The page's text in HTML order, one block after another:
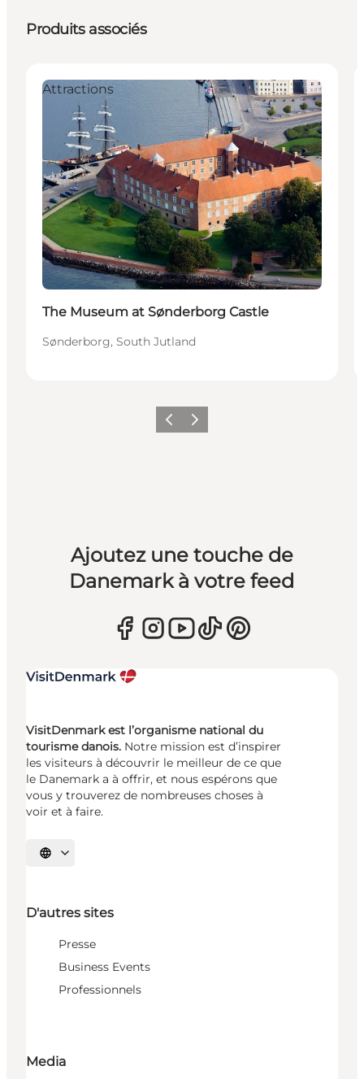
Produits associés
Attractions
The Museum at Sønderborg Castle
Sønderborg, South Jutland
PrécédentSuivant
Ajoutez une touche de
Danemark à votre feed
VisitDenmark est l’organisme national du
tourisme danois. Notre mission est d’inspirer
les visiteurs à découvrir le meilleur de ce que
le Danemark a à offrir, et nous espérons que
vous y trouverez de nombreuses choses à
voir et à faire.
Choisissez la langue
D'autres sites
Presse
Business Events
Professionnels
Media